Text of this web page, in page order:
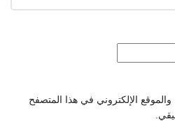
الإلكتروني في هذا المتصفح